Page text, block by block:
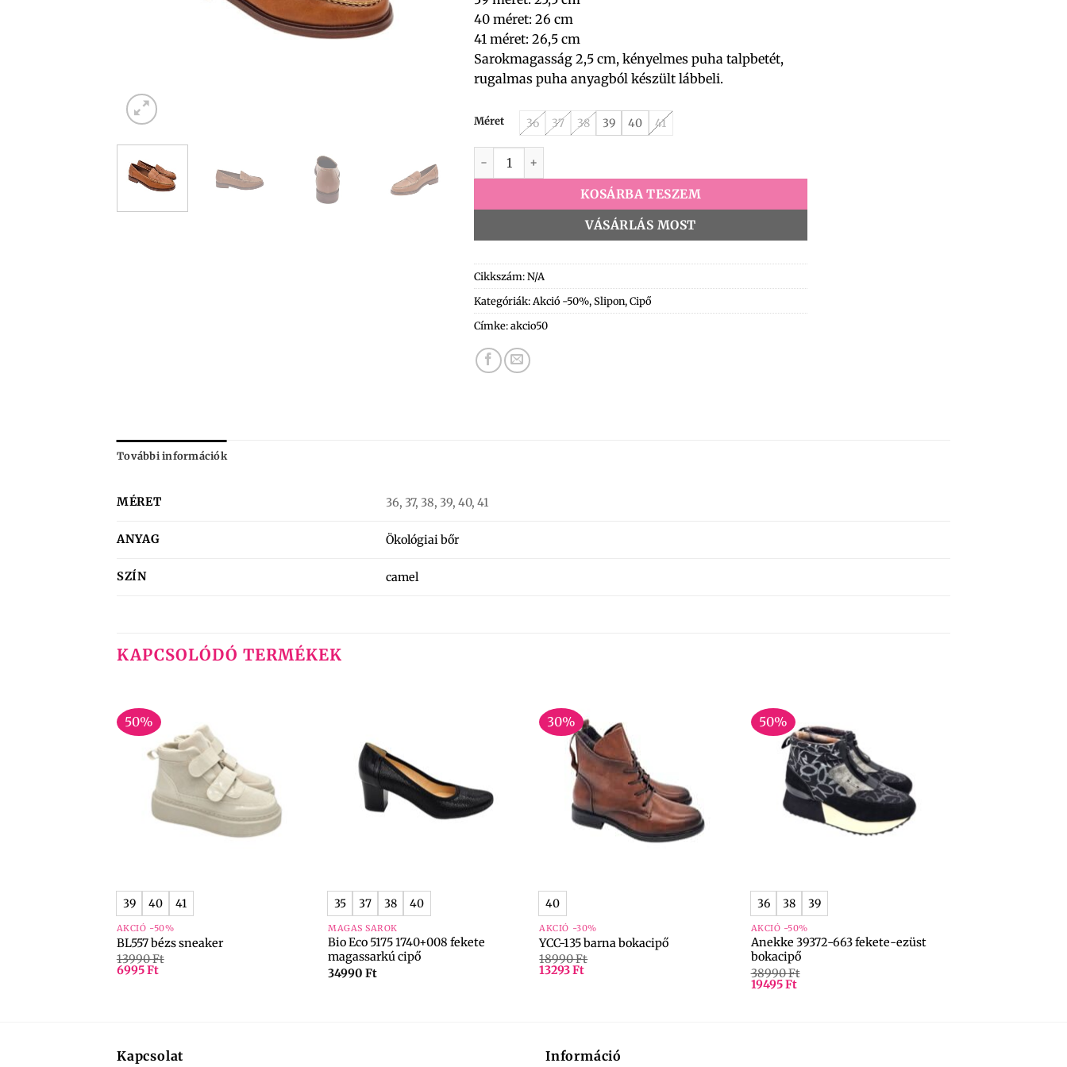
40 méret: 26 cm
41 méret: 26,5 cm
Sarokmagasság 2,5 cm, kényelmes puha talpbetét,
rugalmas puha anyagból készült lábbeli.
Méret 36 37 38 39 40 41
Ycc-111 Slipon camel mennyiség
KOSÁRBA TESZEM
VÁSÁRLÁS MOST
Cikkszám:N/A
Kategóriák: Akció -50%,Slipon,Cipő
Címke:akcio50
További információk
MÉRET 36, 37, 38, 39, 40, 41
ANYAG Ökológiai bőr
SZÍN camel
KAPCSOLÓDÓ TERMÉKEK
50%
39 40 41
AKCIÓ -50%
BL557 bézs sneaker
13990Ft
6995Ft
35 37 38 40
MAGAS SAROK
Bio Eco 5175 1740+008 fekete
magassarkú cipő
34990Ft
30%
40
AKCIÓ -30%
YCC-135 barna bokacipő
18990Ft
13293Ft
50%
36 38 39
AKCIÓ -50%
Anekke 39372-663 fekete-ezüst
bokacipő
38990Ft
19495Ft
Kapcsolat Információ